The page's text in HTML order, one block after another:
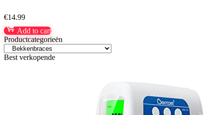
€14.99
Add to cart
Productcategorieën
Best verkopende